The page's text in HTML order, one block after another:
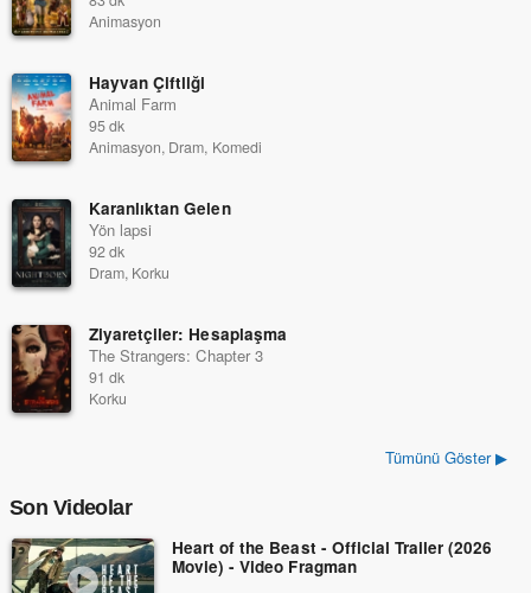
Animasyon
Hayvan Çiftliği
Animal Farm
95 dk
Animasyon, Dram, Komedi
Karanlıktan Gelen
Yön lapsi
92 dk
Dram, Korku
Ziyaretçiler: Hesaplaşma
The Strangers: Chapter 3
91 dk
Korku
Tümünü Göster ▶
Son Videolar
Heart of the Beast - Official Trailer (2026
Movie) - Video Fragman